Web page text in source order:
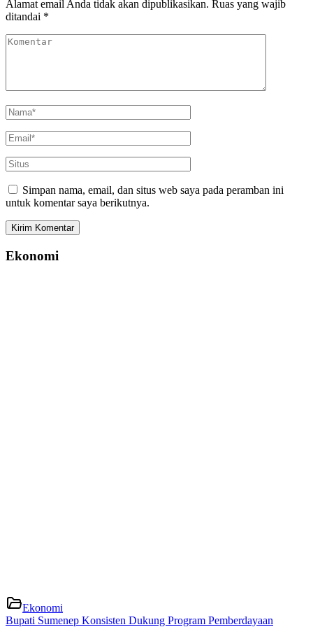
Alamat email Anda tidak akan dipublikasikan. Ruas yang wajib
ditandai *
Simpan nama, email, dan situs web saya pada peramban ini
untuk komentar saya berikutnya.
Ekonomi
Ekonomi
Bupati Sumenep Konsisten Dukung Program Pemberdayaan